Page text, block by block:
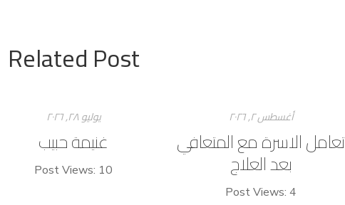
Related Post
أغسطس ۲, ۲۰۲٦
تعامل الاسرة مع المتعافي
بعد العلاج
Post Views: 4
يوليو ۲۸, ۲۰۲٦
غنيمة حبيب
Post Views: 10